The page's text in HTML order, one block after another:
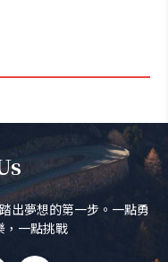
出夢想的第一步。一點勇
，一點挑戰